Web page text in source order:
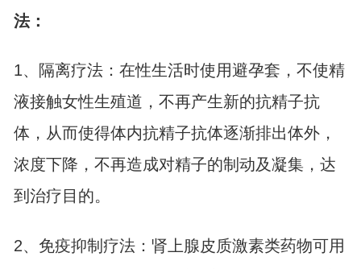
法：
1、隔离疗法：在性生活时使用避孕套，不使精
液接触女性生殖道，不再产生新的抗精子抗
体，从而使得体内抗精子抗体逐渐排出体外，
浓度下降，不再造成对精子的制动及凝集，达
到治疗目的。
2、免疫抑制疗法：肾上腺皮质激素类药物可用